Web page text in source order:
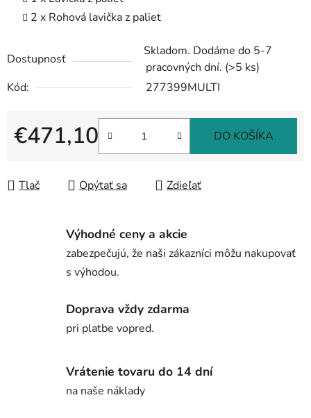
2 x Rohová lavička z paliet
Dostupnosť
Skladom. Dodáme do 5-7
pracovných dní. (>5 ks)
Kód:
277399MULTI
€471,10 DO KOŠÍKA
Tlač Opýtať sa Zdieľať
Výhodné ceny a akcie
zabezpečujú, že naši zákazníci môžu nakupovať
s výhodou.
Doprava vždy zdarma
pri platbe vopred.
Vrátenie tovaru do 14 dní
na naše náklady